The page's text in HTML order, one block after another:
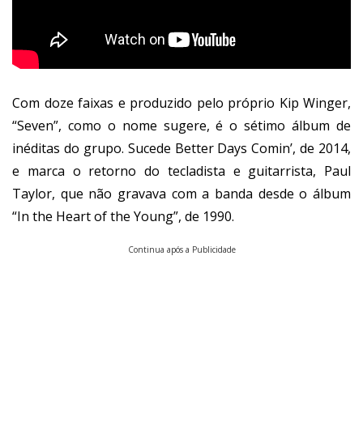
Com doze faixas e produzido pelo próprio Kip Winger,
“Seven”, como o nome sugere, é o sétimo álbum de
inéditas do grupo. Sucede Better Days Comin’, de 2014,
e marca o retorno do tecladista e guitarrista, Paul
Taylor, que não gravava com a banda desde o álbum
“In the Heart of the Young”, de 1990.
Continua após a Publicidade